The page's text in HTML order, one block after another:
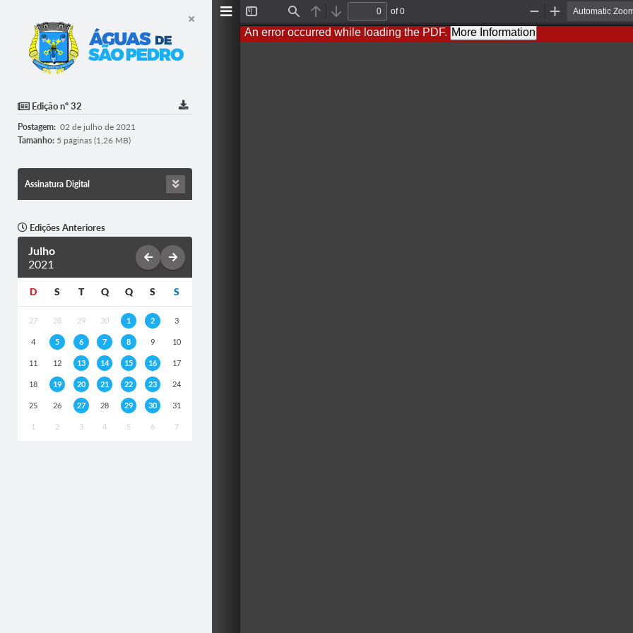
Edição nº 32
Postagem: 02 de julho de 2021
Tamanho: 5 páginas (1,26 MB)
Assinatura Digital
Edições Anteriores
Julho
2021
D S T Q Q S S
27 28 29 30 1 2 3
4 5 6 7 8 9 10
11 12 13 14 15 16 17
18 19 20 21 22 23 24
25 26 27 28 29 30 31
1 2 3 4 5 6 7
Sidebar
Find Previous
Next
of 0
Out
An error occurred while loading the PDF. More Information